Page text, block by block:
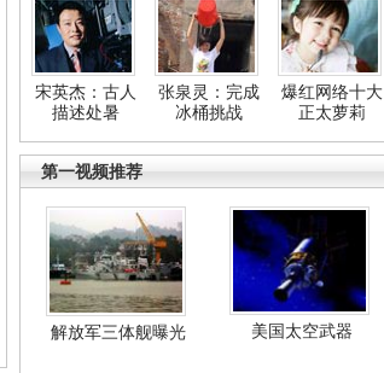
宋英杰：古人
描述处暑
张泉灵：完成
冰桶挑战
爆红网络十大
正太萝莉
第一视频推荐
解放军三体舰曝光 美国太空武器